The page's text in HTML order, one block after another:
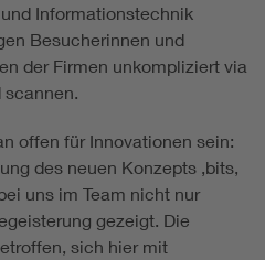
Informationstechnik
Besucherinnen und
der Firmen unkompliziert via
offen für Innovationen sein:
des neuen Konzepts ‚bits,
uns im Team nicht nur
gezeigt. Die
sich hier mit